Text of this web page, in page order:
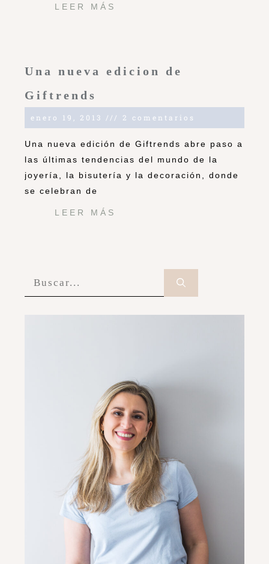
LEER MÁS
Una nueva edicion de
Giftrends
enero 19, 2013 2 comentarios
Una nueva edición de Giftrends abre paso a
las últimas tendencias del mundo de la
joyería, la bisutería y la decoración, donde
se celebran de
LEER MÁS